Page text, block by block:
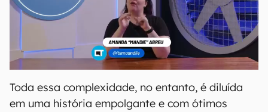
Toda essa complexidade, no entanto, é diluída
em uma história empolgante e com ótimos